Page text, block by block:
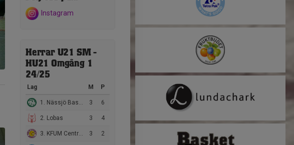
Instagram
Herrar U21 SM -
HU21 Omgång 1
24/25
Lag M P
1. Nässjö Basketförening 3 6
2. Lobas 3 4
3. KFUM Central Basket 3 2